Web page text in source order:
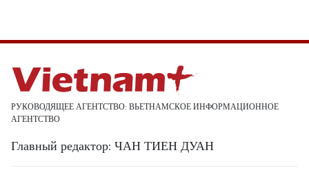
РУКОВОДЯЩЕЕ АГЕНТСТВО: ВЬЕТНАМСКОЕ ИНФОРМАЦИОННОЕ
АГЕНТСТВО
Главный редактор: ЧАН ТИЕН ДУАН